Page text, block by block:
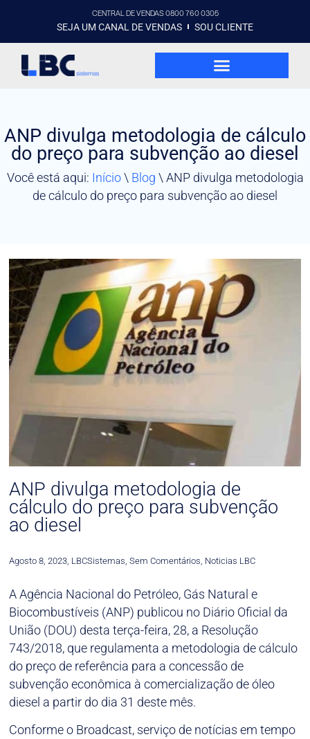
CENTRAL DE VENDAS 0800 760 0305
SEJA UM CANAL DE VENDAS SOU CLIENTE
ANP divulga metodologia de cálculo
do preço para subvenção ao diesel
Você está aqui: Início\ Blog \ ANP divulga metodologia
de cálculo do preço para subvenção ao diesel
ANP divulga metodologia de
cálculo do preço para subvenção
ao diesel
Agosto 8, 2023, LBCSistemas, Sem Comentários, Noticias LBC
A Agência Nacional do Petróleo, Gás Natural e
Biocombustíveis (ANP) publicou no Diário Oficial da
União (DOU) desta terça-feira, 28, a Resolução
743/2018, que regulamenta a metodologia de cálculo
do preço de referência para a concessão de
subvenção econômica à comercialização de óleo
diesel a partir do dia 31 deste mês.
Conforme o Broadcast, serviço de notícias em tempo